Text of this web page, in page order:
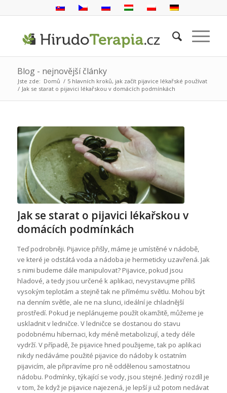
Blog - nejnovější články
Jste zde: Domů / 5 hlavních kroků, jak začít pijavice lékařské používat
/ Jak se starat o pijavici lékařskou v domácích podmínkách
Jak se starat o pijavici lékařskou v
domácích podmínkách
Teď podrobněji. Pijavice přišly, máme je umístěné v nádobě,
ve které je odstátá voda a nádoba je hermeticky uzavřená. Jak
s nimi budeme dále manipulovat? Pijavice, pokud jsou
hladové, a tedy jsou určené k aplikaci, nevystavujme příliš
vysokým teplotám a stejně tak ne přímému světlu. Mohou být
na denním světle, ale ne na slunci, ideální je chladnější
prostředí. Pokud je neplánujeme použít okamžitě, můžeme je
uskladnit v ledničce. V ledničce se dostanou do stavu
podobnému hibernaci, kdy méně metabolizují, a tedy déle
vydrží. V případě, že pijavice hned použijeme, tak po aplikaci
nikdy nedáváme použité pijavice do nádoby k ostatním
pijavicím, ale připravíme pro ně oddělenou samostatnou
nádobu. Podmínky, týkající se vody, jsou stejné. Jediný rozdíl je
v tom, že když je pijavice najezená, je lepší ji už potom nedávat